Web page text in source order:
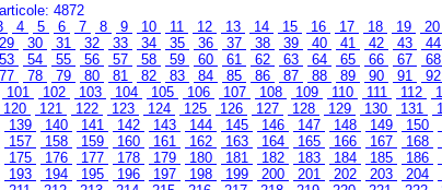
4872
4 5 6 7 8 9 10 11 12 13 14 15 16 17 18 19 20
29 30 31 32 33 34 35 36 37 38 39 40 41 42 43 44
53 54 55 56 57 58 59 60 61 62 63 64 65 66 67 68
77 78 79 80 81 82 83 84 85 86 87 88 89 90 91 92
101 102 103 104 105 106 107 108 109 110 111 112
120 121 122 123 124 125 126 127 128 129 130 131
139 140 141 142 143 144 145 146 147 148 149 150
157 158 159 160 161 162 163 164 165 166 167 168
175 176 177 178 179 180 181 182 183 184 185 186
193 194 195 196 197 198 199 200 201 202 203 204